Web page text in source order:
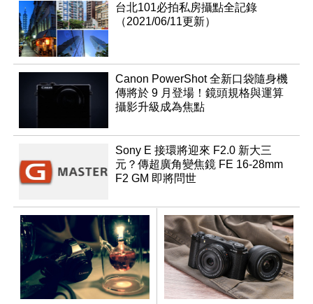
台北101必拍私房攝點全記錄
（2021/06/11更新）
Canon PowerShot 全新口袋隨身機
傳將於 9 月登場！鏡頭規格與運算
攝影升級成為焦點
Sony E 接環將迎來 F2.0 新大三
元？傳超廣角變焦鏡 FE 16-28mm
F2 GM 即將問世